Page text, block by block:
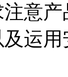
意
运